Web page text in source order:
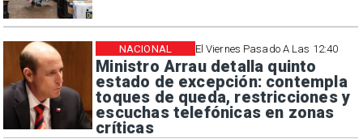
El Viernes Pasado A Las 12:40
Ministro Arrau detalla quinto
estado de excepción: contempla
toques de queda, restricciones y
escuchas telefónicas en zonas
críticas
NACIONAL